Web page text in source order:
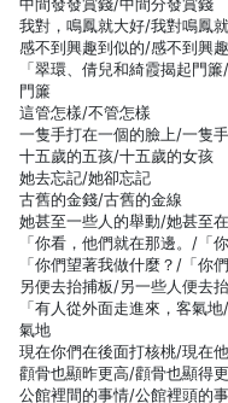
我對，鳴鳳就大好/我對鳴鳳
感不到興趣到似的/感不到興
「翠環、倩兒和綺霞揭起門
門簾
這管怎樣/不管怎樣
一隻手打在一個的臉上/一隻
十五歲的五孩/十五歲的女孩
她去忘記/她卻忘記
古舊的金錢/古舊的金線
她甚至一些人的舉動/她甚至
「你看，他們就在那邊。/「
「你們望著我做什麼？/「你
另便去抬捕板/另一些人便去
「有人從外面走進來，客氣
氣地
現在你們在後面打核桃/現在
顴骨也顯昨更高/顴骨也顯得
公館裡間的事情/公館裡頭的